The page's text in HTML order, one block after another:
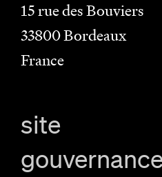
15 rue des Bouviers
33800Bordeaux
France
site
gouvernance